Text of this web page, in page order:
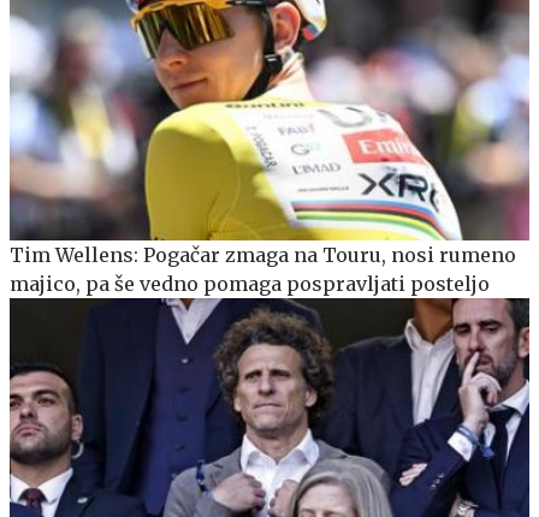
Tim Wellens: Pogačar zmaga na Touru, nosi rumeno
majico, pa še vedno pomaga pospravljati posteljo